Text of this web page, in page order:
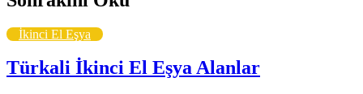
İkinci El Eşya
Türkali İkinci El Eşya Alanlar